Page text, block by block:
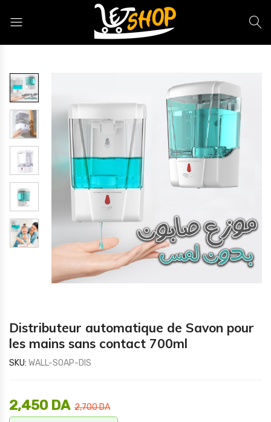
Distributeur automatique de Savon pour
les mains sans contact 700ml
SKU: WALL-SOAP-DIS
2,700DA
2,450 DA